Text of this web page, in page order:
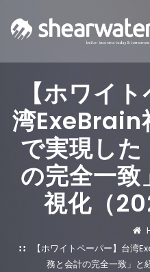
【ホワイ
湾
で実現し
の完全一
視化（
【ホワイトペーパー】台湾
務と会計の完全一致」と